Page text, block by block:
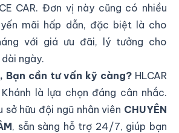
CAR. Đơn vị này cũng có nhiều
mãi hấp dẫn, đặc biệt là cho
với giá ưu đãi, lý tưởng cho
ngày.
Bạn cần tư vấn kỹ càng? HLCAR
là lựa chọn đáng cân nhắc.
sở hữu đội ngũ nhân viên CHUYÊN
, sẵn sàng hỗ trợ 24/7, giúp bạn